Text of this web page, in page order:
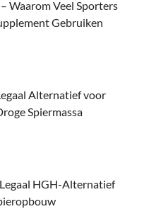
Waarom Veel Sporters
Gebruiken
Alternatief voor
Spiermassa
HGH-Alternatief